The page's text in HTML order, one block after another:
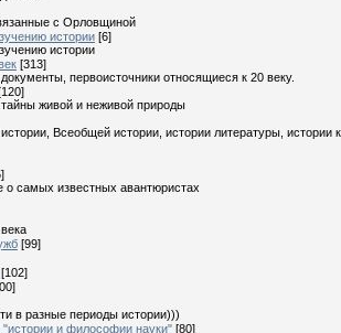
с Орловщиной
истории [6]
истории
[313]
первоисточники относящиеся к 20 веку.
тайны живой и неживой природы
Всеобщей истории, истории литературы, истории
о самых известных авантюристах
[99]
[102]
в разные периоды истории)))
и философии науки" [80]